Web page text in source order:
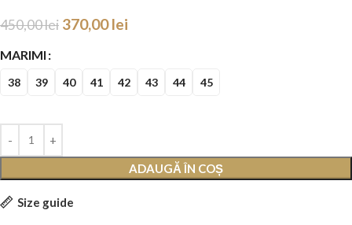
450,00lei 370,00lei
MARIMI
38 39 40 41 42 43 44 45
ADAUGĂ ÎN COȘ
Size guide